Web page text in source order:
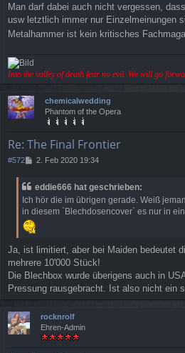
Man darf dabei auch nicht vergessen,
usw letztlich immer nur Einzelmeinungen
Metalhammer ist kein kritisches
Into the valley of death fear no evil. We will go
chemicalwedding
Phantom of the Opera
Re: The Final Frontier
#572
B
t
a
g
2. Feb 2020 19:34
eddie666 hat geschrieben:
Ich hör die im übrigen gerade. Weiß
in diesem `Blechdosencover` es nur in
Ja, ist limitiert, aber bei Maiden bedeutet
mehrere 10'000 Stück!
Die Blechbox wurde überigens auch in
Pressung rausgebracht. Ist also nicht ein
rocknrolf
Ehren-Admin